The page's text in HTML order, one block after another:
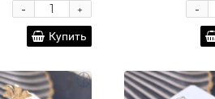
+
-
Купить
-